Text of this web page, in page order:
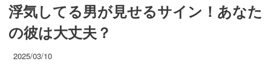
浮気してる男が見せるサイン！あなた
の彼は大丈夫？
2025/03/10